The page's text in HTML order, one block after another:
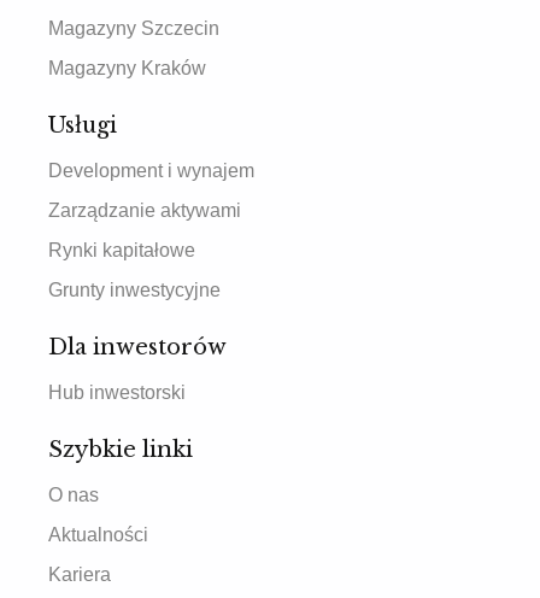
Magazyny Szczecin
Magazyny Kraków
Usługi
Development i wynajem
Zarządzanie aktywami
Rynki kapitałowe
Grunty inwestycyjne
Dla inwestorów
Hub inwestorski
Szybkie linki
O nas
Aktualności
Kariera